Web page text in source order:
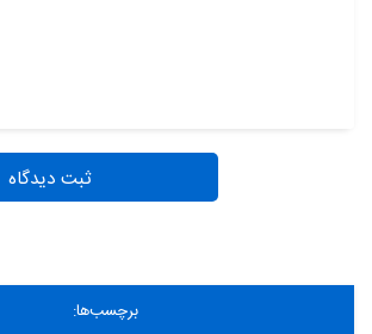
ثبت دیدگاه
برچسب‌ها: